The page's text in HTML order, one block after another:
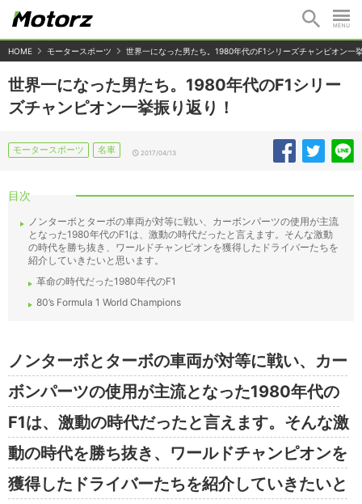
HOME モータースポーツ 世界一になった男たち。1980年代のF1シリーズチャンピオン一
世界一になった男たち。1980年代のF1シリー
ズチャンピオン一挙振り返り！
モータースポーツ 名車 2017/04/13
目次
ノンターボとターボの車両が対等に戦い、カーボンパーツの使用が主流
となった1980年代のF1は、激動の時代だったと言えます。そんな激動
の時代を勝ち抜き、ワールドチャンピオンを獲得したドライバーたちを
紹介していきたいと思います。
革命の時代だった1980年代のF1
80’s Formula 1 World Champions
ノンターボとターボの車両が対等に戦い、カー
ボンパーツの使用が主流となった1980年代の
F1は、激動の時代だったと言えます。そんな激
動の時代を勝ち抜き、ワールドチャンピオンを
獲得したドライバーたちを紹介していきたいと